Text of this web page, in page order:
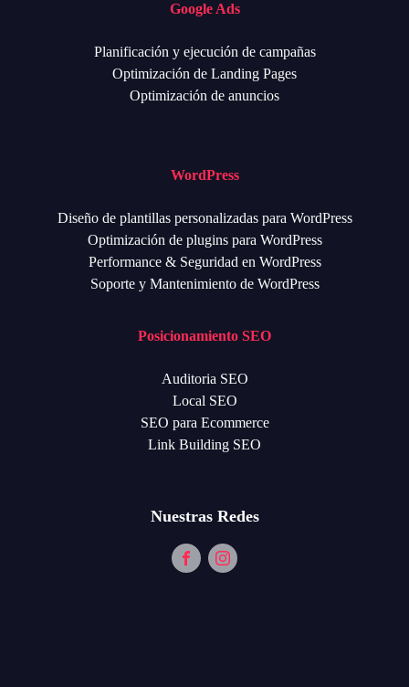
Google Ads
Planificación y ejecución de campañas
Optimización de Landing Pages
Optimización de anuncios
WordPress
Diseño de plantillas personalizadas para WordPress
Optimización de plugins para WordPress
Performance & Seguridad en WordPress
Soporte y Mantenimiento de WordPress
Posicionamiento SEO
Auditoria SEO
Local SEO
SEO para Ecommerce
Link Building SEO
Nuestras Redes